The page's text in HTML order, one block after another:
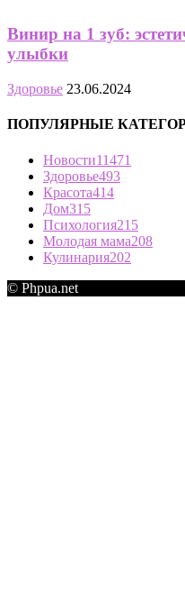
Винир на 1 зуб:
улыбки
Здоровье 23.06.2024
ПОПУЛЯРНЫЕ
Новости11471
Здоровье493
Красота414
Дом315
Психология215
Молодая мама208
Кулинария202
© Phpua.net